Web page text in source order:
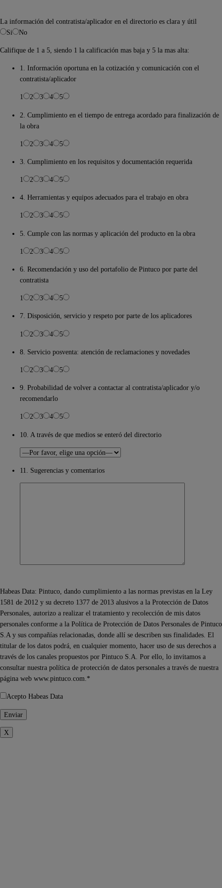
La información del contratista/aplicador en el directorio es clara y útil
Si
No
Califique de 1 a 5, siendo 1 la calificación mas baja y 5 la mas alta:
1. Información oportuna en la cotización y comunicación con el
contratista/aplicador
1 2 3 4 5
2. Cumplimiento en el tiempo de entrega acordado para finalización de
la obra
1 2 3 4 5
3. Cumplimiento en los requisitos y documentación requerida
1 2 3 4 5
4. Herramientas y equipos adecuados para el trabajo en obra
1 2 3 4 5
5. Cumple con las normas y aplicación del producto en la obra
1 2 3 4 5
6. Recomendación y uso del portafolio de Pintuco por parte del
contratista
1 2 3 4 5
7. Disposición, servicio y respeto por parte de los aplicadores
1 2 3 4 5
8. Servicio posventa: atención de reclamaciones y novedades
1 2 3 4 5
9. Probabilidad de volver a contactar al contratista/aplicador y/o
recomendarlo
1 2 3 4 5
10. A través de que medios se enteró del directorio
11. Sugerencias y comentarios
Habeas Data: Pintuco, dando cumplimiento a las normas previstas en la Ley
1581 de 2012 y su decreto 1377 de 2013 alusivos a la Protección de Datos
Personales, autorizo a realizar el tratamiento y recolección de mis datos
personales conforme a la Política de Protección de Datos Personales de Pintuco
S.A y sus compañías relacionadas, donde allí se describen sus finalidades. El
titular de los datos podrá, en cualquier momento, hacer uso de sus derechos a
través de los canales propuestos por Pintuco S.A. Por ello, lo invitamos a
consultar nuestra política de protección de datos personales a través de nuestra
página web www.pintuco.com.*
Acepto Habeas Data
X